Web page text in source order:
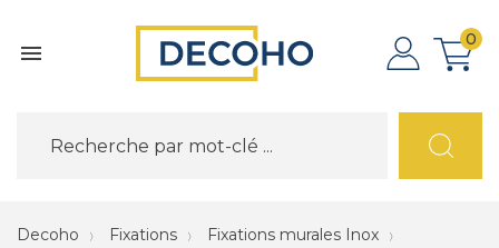

0
Decoho Fixations
Fixations murales Inox